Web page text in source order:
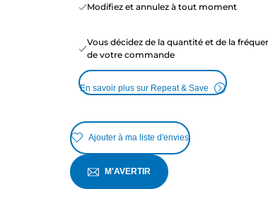
Modifiez et annulez à tout moment
Vous décidez de la quantité et de la
de votre commande
En savoir plus sur Repeat & Save
Ajouter à ma liste d'envies
M'AVERTIR